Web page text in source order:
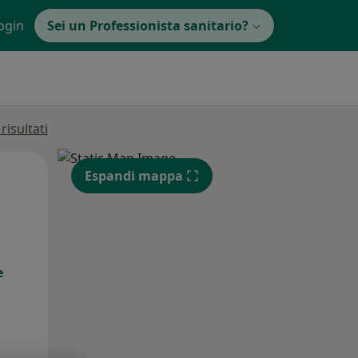
Sei un Professionista sanitario?
Gio, Ven,
14 Ago
Espandi mappa